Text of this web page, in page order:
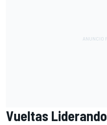
Vueltas Liderando